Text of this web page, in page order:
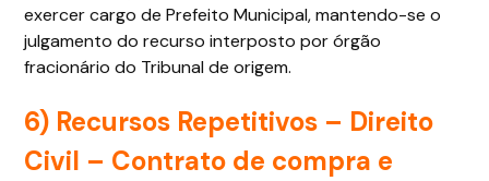
exercer cargo de Prefeito Municipal, mantendo-se o
julgamento do recurso interposto por órgão
fracionário do Tribunal de origem.
6) Recursos Repetitivos – Direito
Civil – Contrato de compra e